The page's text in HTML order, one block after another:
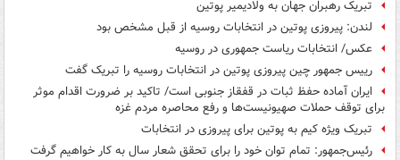
تبریک رهبران جهان به ولادیمیر پوتین
لندن: پیروزی پوتین در انتخابات روسیه از قبل مشخص بود
عکس/ انتخابات ریاست جمهوری در روسیه
رییس جمهور چین پیروزی پوتین در انتخابات روسیه را تبریک گفت
ایران آماده حفظ ثبات در قفقاز جنوبی است/ تاکید بر ضرورت اقدام موثر
برای توقف حملات صهیونیست‌ها و رفع محاصره مردم غزه
تبریک ویژه کیم به پوتین برای پیروزی در انتخابات
رئیس‌جمهور: تمام توان خود را برای تحقق شعار سال به کار خواهیم گرفت